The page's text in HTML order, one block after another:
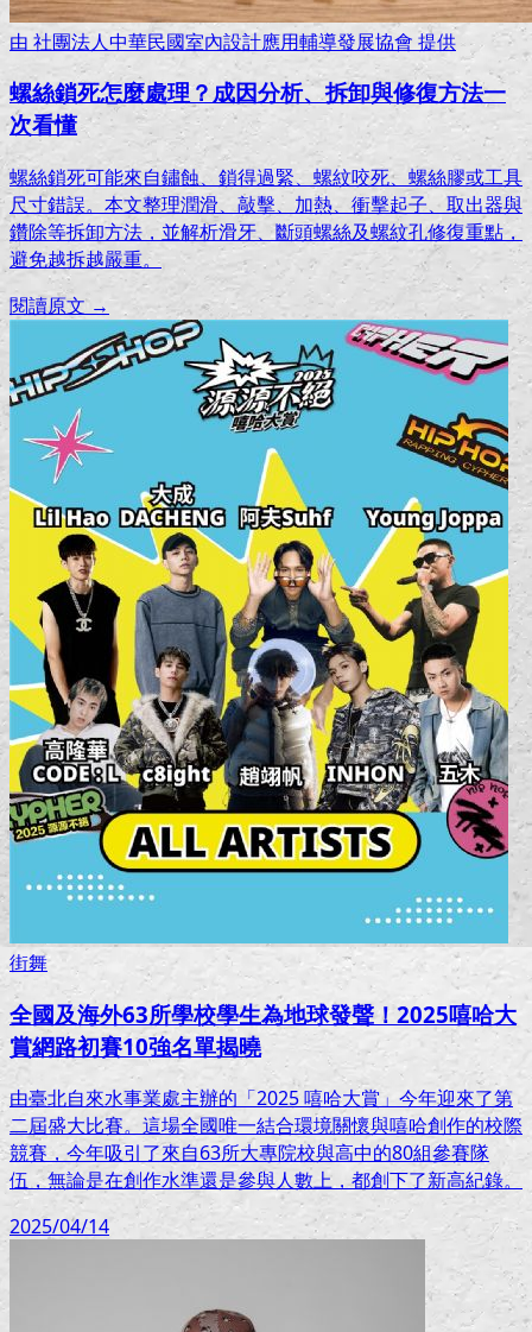
由 社團法人中華民國室內設計應用輔導發展協會 提供
螺絲鎖死怎麼處理？成因分析、拆卸與修復方法一
次看懂
螺絲鎖死可能來自鏽蝕、鎖得過緊、螺紋咬死、螺絲膠或工具
尺寸錯誤。本文整理潤滑、敲擊、加熱、衝擊起子、取出器與
鑽除等拆卸方法，並解析滑牙、斷頭螺絲及螺紋孔修復重點，
避免越拆越嚴重。
閱讀原文 →
街舞
全國及海外63所學校學生為地球發聲！2025嘻哈大
賞網路初賽10強名單揭曉
由臺北自來水事業處主辦的「2025 嘻哈大賞」今年迎來了第
二屆盛大比賽。這場全國唯一結合環境關懷與嘻哈創作的校際
競賽，今年吸引了來自63所大專院校與高中的80組參賽隊
伍，無論是在創作水準還是參與人數上，都創下了新高紀錄。
2025/04/14